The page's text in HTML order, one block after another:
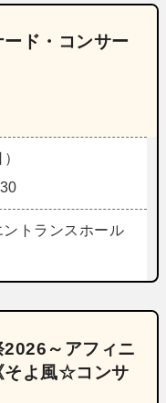
ド・コンサー
トランスホール
～アフィニ
そよ風☆コンサ